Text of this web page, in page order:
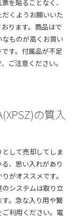
を貼ることなく、
くようお願いいた
ります。商品はで
ものが高くお買い
す。付属品が不足
ご注意ください。
の質入
して売却してしま
、思い入れがあり
がオススメです。
システムは取り立
。急な入り用や繋
利用ください。電